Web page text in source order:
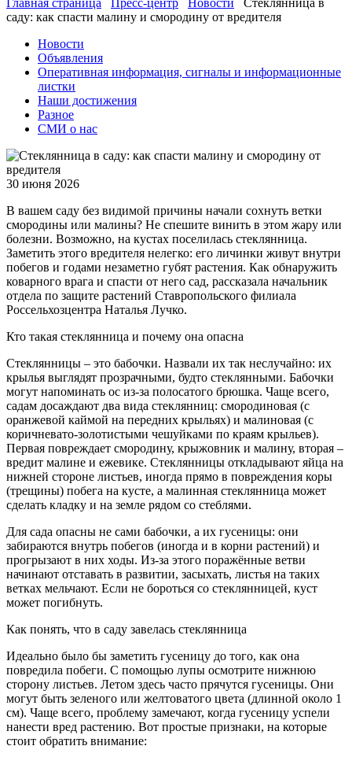
саду: как спасти малину и смородину от вредителя
Новости
Объявления
Оперативная информация, сигналы и информационные
листки
Наши достижения
Разное
СМИ о нас
30 июня 2026
В вашем саду без видимой причины начали сохнуть ветки
смородины или малины? Не спешите винить в этом жару или
болезни. Возможно, на кустах поселилась стеклянница.
Заметить этого вредителя нелегко: его личинки живут внутри
побегов и годами незаметно губят растения. Как обнаружить
коварного врага и спасти от него сад, рассказала начальник
отдела по защите растений Ставропольского филиала
Россельхозцентра Наталья Лучко.
Кто такая стеклянница и почему она опасна
Стеклянницы – это бабочки. Назвали их так неслучайно: их
крылья выглядят прозрачными, будто стеклянными. Бабочки
могут напоминать ос из-за полосатого брюшка. Чаще всего,
садам досаждают два вида стеклянниц: смородиновая (с
оранжевой каймой на передних крыльях) и малиновая (с
коричневато-золотистыми чешуйками по краям крыльев).
Первая повреждает смородину, крыжовник и малину, вторая –
вредит малине и ежевике. Стеклянницы откладывают яйца на
нижней стороне листьев, иногда прямо в повреждения коры
(трещины) побега на кусте, а малинная стеклянница может
сделать кладку и на земле рядом со стеблями.
Для сада опасны не сами бабочки, а их гусеницы: они
забираются внутрь побегов (иногда и в корни растений) и
прогрызают в них ходы. Из-за этого поражённые ветви
начинают отставать в развитии, засыхать, листья на таких
ветках мельчают. Если не бороться со стеклянницей, куст
может погибнуть.
Как понять, что в саду завелась стеклянница
Идеально было бы заметить гусеницу до того, как она
повредила побеги. С помощью лупы осмотрите нижнюю
сторону листьев. Летом здесь часто прячутся гусеницы. Они
могут быть зеленого или желтоватого цвета (длинной около 1
см). Чаще всего, проблему замечают, когда гусеницу успели
нанести вред растению. Вот простые признаки, на которые
стоит обратить внимание: